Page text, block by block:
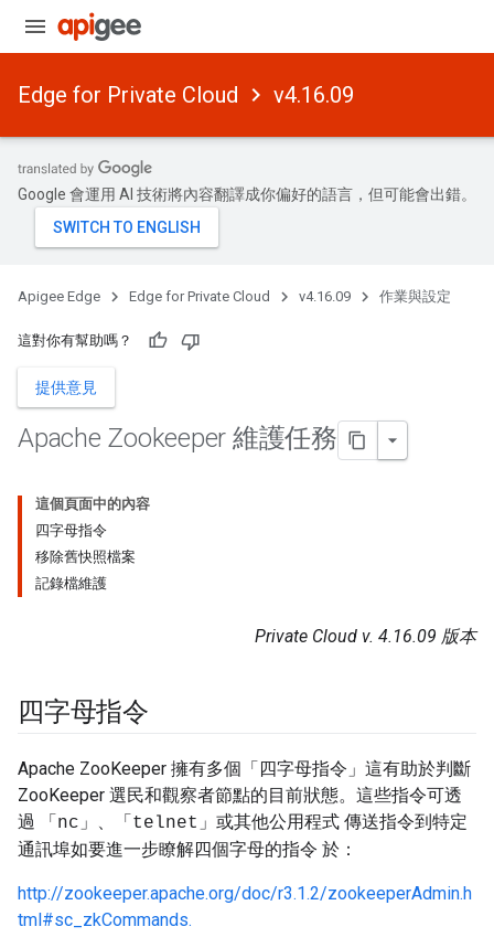
Edge for Private Cloud v4.16.09
Google 會運用 AI 技術將內容翻譯成你偏好的語言，但可能會出錯。
Apigee Edge Edge for Private Cloud v4.16.09 作業與設定
這對你有幫助嗎？
提供意見
Apache Zookeeper 維護任務
這個頁面中的內容
四字母指令
移除舊快照檔案
記錄檔維護
Private Cloud v. 4.16.09 版本
四字母指令
Apache ZooKeeper 擁有多個「四字母指令」這有助於判斷
ZooKeeper 選民和觀察者節點的目前狀態。這些指令可透
過 「nc 」、「telnet 」或其他公用程式 傳送指令到特定
通訊埠如要進一步瞭解四個字母的指令 於：
http://zookeeper.apache.org/doc/r3.1.2/zookeeperAdmin.h
tml#sc_zkCommands.